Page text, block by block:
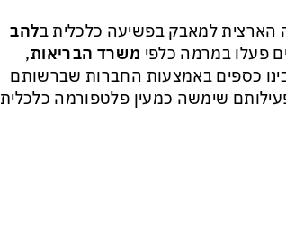
הארצית למאבק בפשיעה כלכלית בלהב
פעלו במרמה כלפי משרד הבריאות,
כספים באמצעות החברות שברשותם
שימשה כמעין פלטפורמה כלכלית